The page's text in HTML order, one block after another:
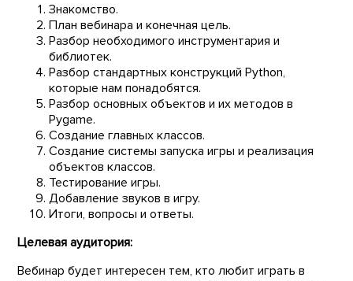
Знакомство.
План вебинара и конечная цель.
Разбор необходимого инструментария и
библиотек.
Разбор стандартных конструкций Python,
которые нам понадобятся.
Разбор основных объектов и их методов в
Pygame.
Создание главных классов.
Создание системы запуска игры и реализация
объектов классов.
Тестирование игры.
Добавление звуков в игру.
Итоги, вопросы и ответы.
Целевая аудитория:
Вебинар будет интересен тем, кто любит играть в